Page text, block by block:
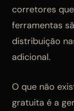
corretores
ferramentas
distribuição
adicional.
O que não
gratuita é a